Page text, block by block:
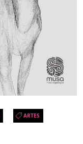
ARTES